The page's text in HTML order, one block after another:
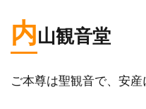
内山観音堂
ご本尊は聖観音で、安産